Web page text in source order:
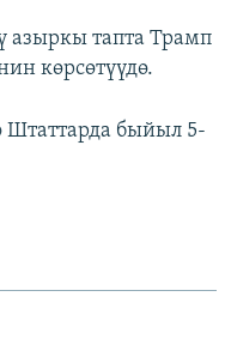
азыркы тапта Трамп
көрсөтүүдө.
быйыл 5-